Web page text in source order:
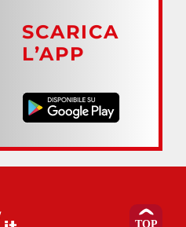
SCARICA
L’APP